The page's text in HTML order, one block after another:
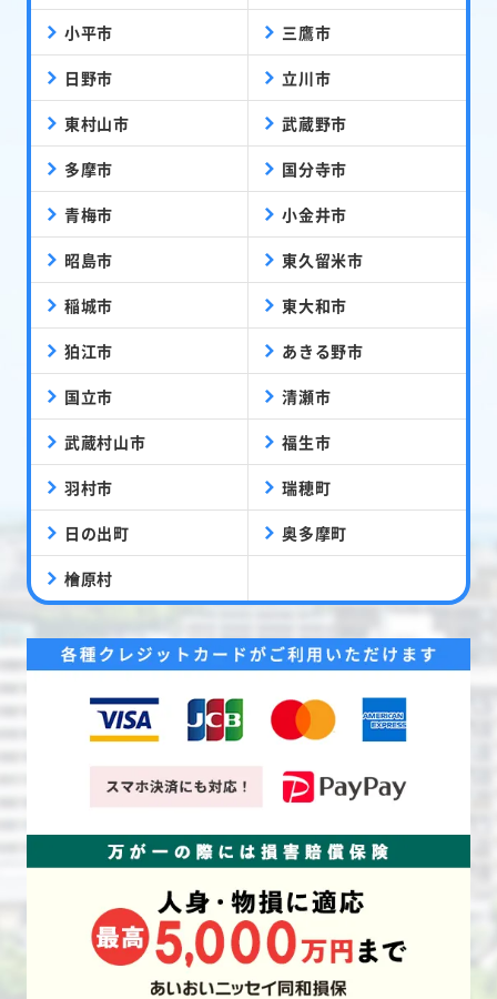
小平市 三鷹市
日野市 立川市
東村山市 武蔵野市
多摩市 国分寺市
青梅市 小金井市
昭島市 東久留米市
稲城市 東大和市
狛江市 あきる野市
国立市 清瀬市
武蔵村山市 福生市
羽村市 瑞穂町
日の出町 奥多摩町
檜原村